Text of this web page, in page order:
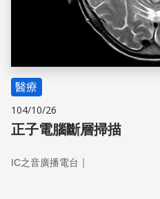
醫療
104/10/26
正子電腦斷層掃描
IC之音廣播電台 ｜